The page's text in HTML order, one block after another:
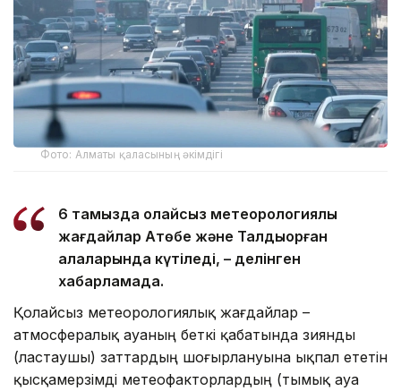
Фото: Алматы қаласының әкімдігі
6 тамызда қолайсыз метеорологиялық
жағдайлар Ақтөбе және Талдықорған
қалаларында күтіледі, – делінген
хабарламада.
Қолайсыз метеорологиялық жағдайлар –
атмосфералық ауаның беткі қабатында зиянды
(ластаушы) заттардың шоғырлануына ықпал ететін
қысқамерзімді метеофакторлардың (тымық ауа